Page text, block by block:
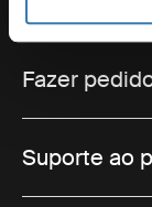
Fazer
Suporte ao